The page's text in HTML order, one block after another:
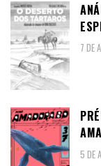
7 DE
5 DE